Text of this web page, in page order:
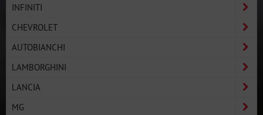
INFINITI
CHEVROLET
AUTOBIANCHI
LAMBORGHINI
LANCIA
MG